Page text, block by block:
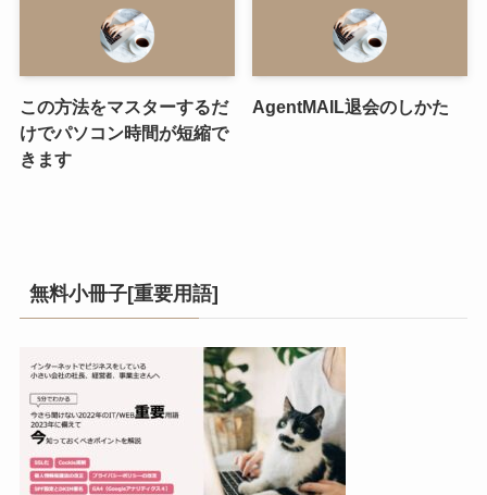
この方法をマスターするだ
けでパソコン時間が短縮で
きます
AgentMAIL退会のしかた
無料小冊子[重要用語]